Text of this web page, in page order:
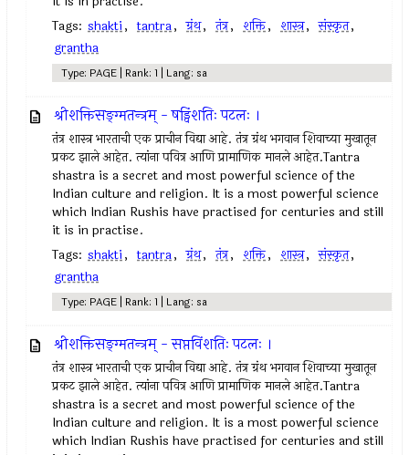
Tags: shakti, tantra, ग्रंथ, तंत्र, शक्ति, शास्त्र, संस्कृत,
grantha
Type: PAGE | Rank: 1 | Lang: sa
श्रीशक्तिसङ्ग्मतन्त्रम् - षड्विंशतिः पटलः ।
तंत्र शास्त्र भारताची एक प्राचीन विद्या आहे. तंत्र ग्रंथ भगवान शिवाच्या मुखातून
प्रकट झाले आहेत. त्यांना पवित्र आणि प्रामाणिक मानले आहेत.Tantra
shastra is a secret and most powerful science of the
Indian culture and religion. It is a most powerful science
which Indian Rushis have practised for centuries and still
it is in practise.
Tags: shakti, tantra, ग्रंथ, तंत्र, शक्ति, शास्त्र, संस्कृत,
grantha
Type: PAGE | Rank: 1 | Lang: sa
श्रीशक्तिसङ्ग्मतन्त्रम् - सप्तविंशतिः पटलः ।
तंत्र शास्त्र भारताची एक प्राचीन विद्या आहे. तंत्र ग्रंथ भगवान शिवाच्या मुखातून
प्रकट झाले आहेत. त्यांना पवित्र आणि प्रामाणिक मानले आहेत.Tantra
shastra is a secret and most powerful science of the
Indian culture and religion. It is a most powerful science
which Indian Rushis have practised for centuries and still